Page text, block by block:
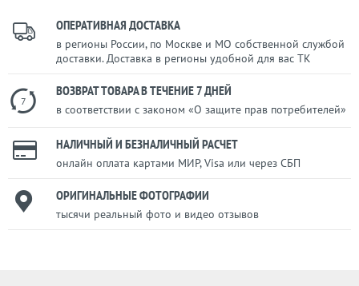
ОПЕРАТИВНАЯ ДОСТАВКА
в регионы России, по Москве и МО собственной службой
доставки. Доставка в регионы удобной для вас ТК
7
ВОЗВРАТ ТОВАРА В ТЕЧЕНИЕ 7 ДНЕЙ
в соответствии с законом «О защите прав потребителей»
НАЛИЧНЫЙ И БЕЗНАЛИЧНЫЙ РАСЧЕТ
онлайн оплата картами МИР, Visa или через СБП
ОРИГИНАЛЬНЫЕ ФОТОГРАФИИ
тысячи реальный фото и видео отзывов